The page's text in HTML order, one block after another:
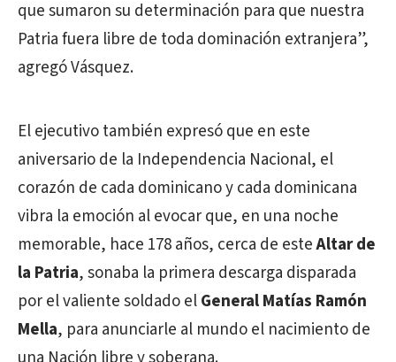
que sumaron su determinación para que nuestra
Patria fuera libre de toda dominación extranjera”,
agregó Vásquez.
El ejecutivo también expresó que en este
aniversario de la Independencia Nacional, el
corazón de cada dominicano y cada dominicana
vibra la emoción al evocar que, en una noche
memorable, hace 178 años, cerca de esteAltar de
la Patria, sonaba la primera descarga disparada
por el valiente soldado elGeneral Matías Ramón
Mella, para anunciarle al mundo el nacimiento de